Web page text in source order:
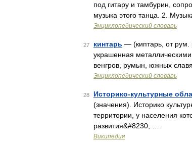
под гитару и тамбурин,
музыка этого танца. 2.
Энциклопедический словарь
27 кинтарь — (киптарь, от рум.
украшенная
венгров, румын, южных
Энциклопедический словарь
28 Историко-культурные
(значения). Историко
территории, у населения
развития&#8230; …
Википедия